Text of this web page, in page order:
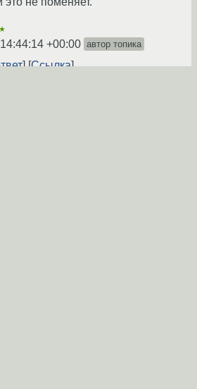
+00:00 автор топика
Ссылка